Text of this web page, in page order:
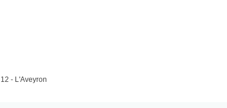
12 - L'Aveyron